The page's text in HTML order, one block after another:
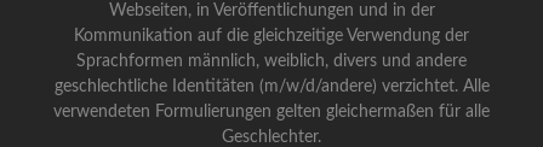
Webseiten, in Veröffentlichungen und in der
Kommunikation auf die gleichzeitige Verwendung der
Sprachformen männlich, weiblich, divers und andere
geschlechtliche Identitäten (m/w/d/andere) verzichtet. Alle
verwendeten Formulierungen gelten gleichermaßen für alle
Geschlechter.